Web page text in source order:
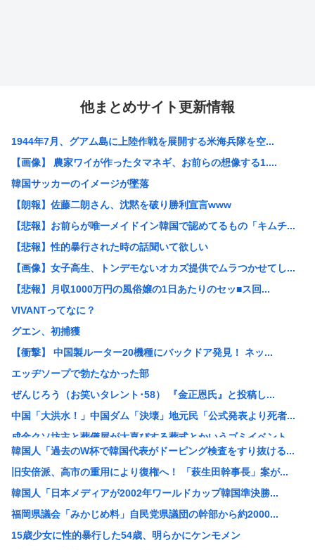
他まとめサイト更新情報
1944年7月、グアム島に上陸作戦を展開する米海兵隊を空...
【画像】 農家ワイが作ったタマネギ、お前らの想像する1....
韓国サッカーのイメージが墜落
【朗報】佐藤二朗さん、沈黙を破り勝利宣言www
【悲報】お前らが唯一メイドイン韓国で認めてるもの「キムチ...
【悲報】性的暴行された時の話聞いて欲しい
【画像】女子高生、トンデモないオカズ提供でムラつかせてし...
【悲報】月収1000万円の風俗嬢の1日あたりのセッ■ス回...
VIVANTってなに？
グエン、初捕獲
【衝撃】 中国製ルーター20機種にバックドア発見！ ネッ...
エッヂソープで勃たなかった部
ぜんじろう（お笑いタレント･58） 『金正恩氏』と投稿し...
中国「大洪水！」中国ダム「決壊」地元民「公式発表より死者...
成金クソ坊主と葬儀屋が大喜びする葬式とかいうゴミイベント...
【悲報】いまの小学生 朝7時から学校に預けられ放課後も夜...
【悲報】れいわ大石あきこさん、活動休止。
【衝撃】佐藤二朗(57)、久しぶりにXを更新！その内容が...
人気アニメ「メイドインアビス」の主題歌にVTuberさん...
【速報】140kg俺、はま寿司で食いまくるwww（※画像...
韓国人「過去のW杯で韓国代表がドーピング検査をすり抜ける...
旧安倍派、高市の重用により復権へ！ 「萩生田幹事長」案が...
韓国人「日本メディアが2002年ワールドカップ韓国準決勝...
福岡県議会「みかじめ料」自民党県議団の幹部から約2000...
15歳少女に性的暴行した54歳、明らかにケンモメン